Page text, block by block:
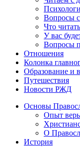
Вопросы
Что
У вас
Вопросы
Отношения
Колонка
Образование и
Путешествия
Новости РЖД
Основы
Опыт
О
История